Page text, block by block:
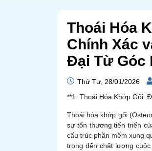
Thoái Hóa
Chính Xác
Đại Từ Góc
Thứ Tư, 28/01/2026
**1. Thoái Hóa Khớp Gối:
Thoái hóa khớp gối
sự tổn thương tiến triển
cấu trúc phần mềm xung
trọng đến chất lượng